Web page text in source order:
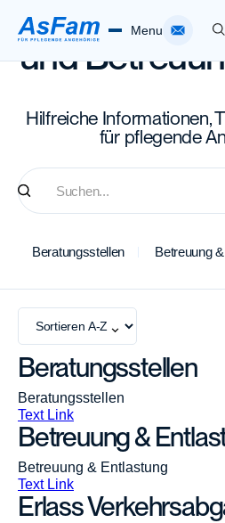
Menu
Spitex AsFam
Über AsFam
Standorte
Kontakt
Wichtiges
und
Hilfreiche Informationen,
für pflegende
Beratungsstellen Betreuung
Beratungsstellen
Beratungsstellen
Text Link
Betreuung &
Betreuung & Entlastung
Text Link
Erlass